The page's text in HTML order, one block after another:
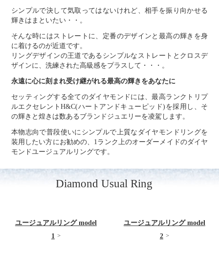
シンプルで決して気取ってはないけれど、相手を振り向かせる
輝きはまといたい・・。
そんな時にはストレートに、定番のデザインと最高の輝きを身
に着けるのが近道です。
リングデザインの王道であるシンプルなストレートとクロスデ
ザインに、洗練された高級感をプラスして・・・。
永遠に心に刻まれ受け継がれる最高の輝きをあなたに
セッティングする全てのダイヤモンドには、最高ランクトリプ
ルエクセレントH&C(ハートアンドキューピッド)を採用し、そ
の輝きと煌きは数あるブランドジュエリーを凌駕します。
本物志向で普段使いにシンプルで上質なダイヤモンドリングを
装用したい方にお勧めの、1ランク上のオーダーメイドのダイヤ
モンドユージュアルリングです。
Diamond Usual Ring
ユージュアルリング model
1
ユージュアルリング model
2